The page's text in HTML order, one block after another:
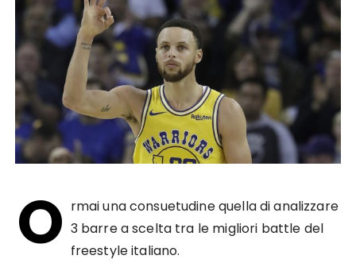
O rmai una consuetudine quella di analizzare
3 barre a scelta tra le migliori battle del
freestyle italiano.